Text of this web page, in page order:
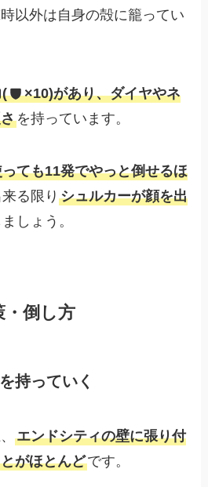
以外は自身の殻に籠ってい
(
×10)があり、ダイヤやネ
を持っています。
ても11発でやっと倒せるほ
る限りシュルカーが顔を出
ましょう。
・倒し方
持っていく
エンドシティの壁に張り付
がほとんどです。